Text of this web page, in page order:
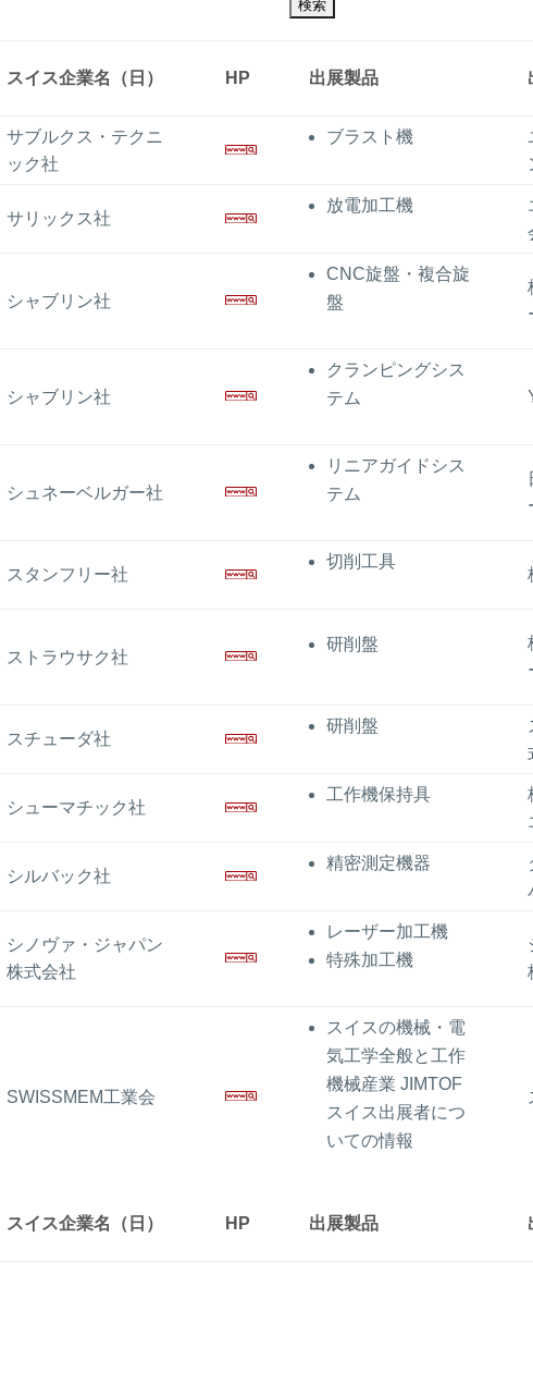
スイス企業名（日） HP 出展製品
サブルクス・テクニ
ック社
ブラスト機
サリックス社
放電加工機
シャブリン社
CNC旋盤・複合旋
盤
シャブリン社
クランピングシス
テム
シュネーベルガー社
リニアガイドシス
テム
スタンフリー社
切削工具
ストラウサク社
研削盤
スチューダ社
研削盤
シューマチック社
工作機保持具
シルバック社
精密測定機器
シノヴァ・ジャパン
株式会社
レーザー加工機
特殊加工機
SWISSMEM工業会
スイスの機械・電
気工学全般と工作
機械産業 JIMTOF
スイス出展者につ
いての情報
スイス企業名（日） HP 出展製品